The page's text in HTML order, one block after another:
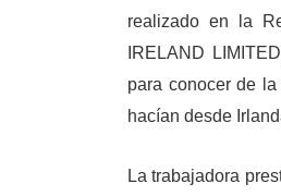
realizado en la
IRELAND
para conocer de
hacían desde
La trabajadora